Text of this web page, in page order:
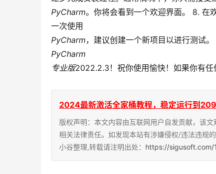
PyCharm。你将会看到一个欢迎界面。 8. 在
一次使用
PyCharm，建议创建一个新项目以进行测试
PyCharm
专业版2022.2.3！祝你使用愉快！如果你有任
2024最新激活全家桶教程，稳定运行到
版权声明：本文内容由互联网用户自发贡献，该
相关法律责任。如发现本站有涉嫌侵权/违法违规
小谷整理,转载请注明出处： https://